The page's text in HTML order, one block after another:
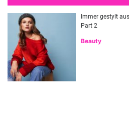
Immer gestylt
Part 2
Beauty